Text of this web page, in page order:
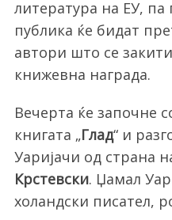
литература на ЕУ,
публика ќе бидат
автори што се
книжевна награда.
Вечерта ќе започне
книгата „Глад“ и
Уаријачи од страна
Крстевски. Џамал
холандски писател,